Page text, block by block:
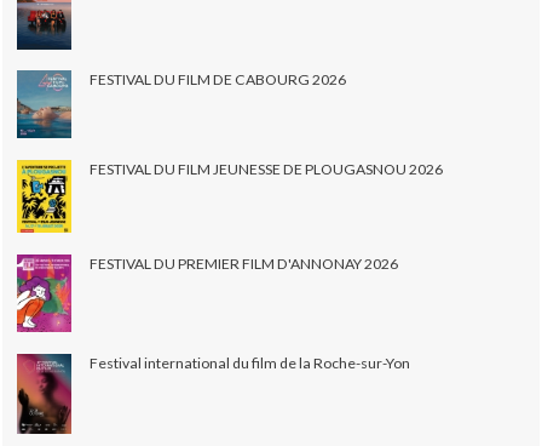
FESTIVAL DU FILM DE CABOURG 2026
FESTIVAL DU FILM JEUNESSE DE PLOUGASNOU 2026
FESTIVAL DU PREMIER FILM D'ANNONAY 2026
Festival international du film de la Roche-sur-Yon